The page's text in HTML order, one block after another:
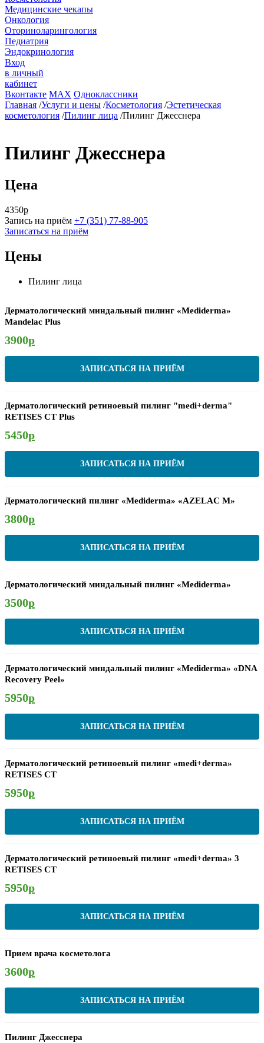
Медицинские чекапы
Онкология
Оториноларингология
Педиатрия
Эндокринология
Вход
в личный
кабинет
Вконтакте MAX Одноклассники
Главная /Услуги и цены /Косметология /Эстетическая
косметология /Пилинг лица /Пилинг Джесснера
Пилинг Джесснера
Цена
4350р
Запись на приём +7 (351) 77-88-905
Записаться на приём
Цены
Пилинг лица
Дерматологический миндальный пилинг «Mediderma»
Mandelac Plus
3900р
ЗАПИСАТЬСЯ НА ПРИЁМ
Дерматологический ретиноевый пилинг "medi+derma"
RETISES CT Plus
5450р
ЗАПИСАТЬСЯ НА ПРИЁМ
Дерматологический пилинг «Mediderma» «AZELAC M»
3800р
ЗАПИСАТЬСЯ НА ПРИЁМ
Дерматологический миндальный пилинг «Mediderma»
3500р
ЗАПИСАТЬСЯ НА ПРИЁМ
Дерматологический миндальный пилинг «Mediderma» «DNA
Recovery Peel»
5950р
ЗАПИСАТЬСЯ НА ПРИЁМ
Дерматологический ретиноевый пилинг «medi+derma»
RETISES CT
5950р
ЗАПИСАТЬСЯ НА ПРИЁМ
Дерматологический ретиноевый пилинг «medi+derma» 3
RETISES CT
5950р
ЗАПИСАТЬСЯ НА ПРИЁМ
Прием врача косметолога
3600р
ЗАПИСАТЬСЯ НА ПРИЁМ
Пилинг Джесснера